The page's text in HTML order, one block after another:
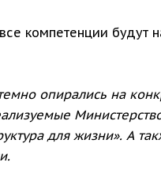
компетенции
опирались на
для жизни». А